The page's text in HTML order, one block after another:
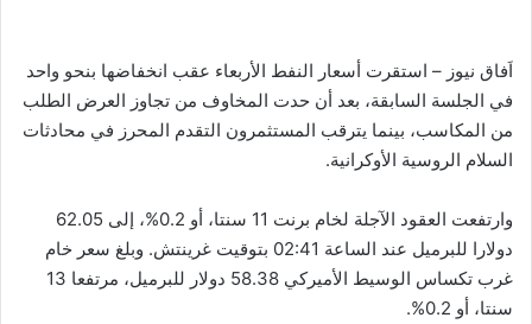
اَفاق نيوز – استقرت أسعار النفط الأربعاء عقب انخفاضها بنحو واحد
في الجلسة السابقة، بعد أن حدت المخاوف من تجاوز العرض الطلب
من المكاسب، بينما يترقب المستثمرون التقدم المحرز في محادثات
السلام الروسية الأوكرانية.
وارتفعت العقود الآجلة لخام برنت 11 سنتا، أو 0.2%، إلى 62.05
دولارا للبرميل عند الساعة 02:41 بتوقيت غرينتش. وبلغ سعر خام
غرب تكساس الوسيط الأميركي 58.38 دولار للبرميل، مرتفعا 13
سنتا، أو 0.2%.